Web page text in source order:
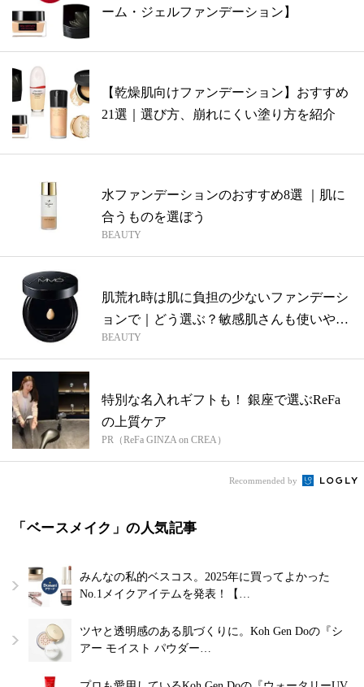
ーム・ジェルファンデーション】
【乾燥肌向けファンデーション】おすすめ
21選｜選び方、崩れにくい塗り方を紹介
水ファンデーションのおすすめ8選 ｜肌に
合うものを選ぼう
BEAUTY
肌荒れ時は肌に負担の少ないファンデーシ
ョンで｜どう選ぶ？敏感肌さんも使いやす
いア...
BEAUTY
特別な名入れギフトも！ 銀座で選ぶReFa
の上質ケア
PR（ReFa GINZA on CREA）
Recommended by
「ベースメイク」の人気記事
みんなの私的ベスコス。2025年に買ってよかった
No.1メイクアイテムを発表！【…
ツヤと透明感のある肌づくりに。Koh Gen Doの『シ
アー モイスト パウダー…